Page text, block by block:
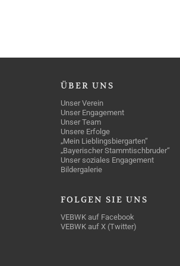
ÜBER UNS
Unser Verein
Unser Engagement
Unser Team
Unsere Erfolge
„Mein Lieblingsbiergarten“
„Bayerischer Stammtischbruder“
Unser soziales Engagement
Bildergalerie
FOLGEN SIE UNS
VEBWK auf Facebook
VEBWK auf X (Twitter)